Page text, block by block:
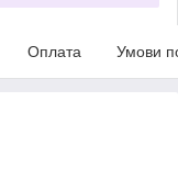
Оплата Умови